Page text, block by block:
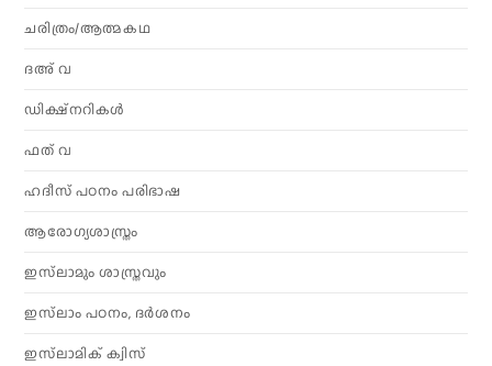
ചരിത്രം/ആത്മകഥ
ദഅ് വ
ഡിക്ഷ്നറികൾ
ഫത് വ
ഹദീസ് പഠനം പരിഭാഷ
ആരോഗ്യശാസ്ത്രം
ഇസ്‌ലാമും ശാസ്ത്രവും
ഇസ്‌ലാം പഠനം, ദർശനം
ഇസ്‌ലാമിക് ക്വിസ്